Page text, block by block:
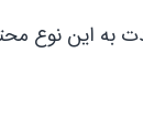
به این نوع